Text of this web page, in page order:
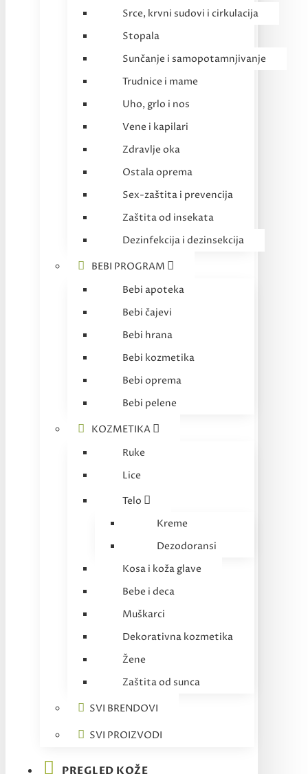
Srce, krvni sudovi i cirkulacija
Stopala
Sunčanje i samopotamnjivanje
Trudnice i mame
Uho, grlo i nos
Vene i kapilari
Zdravlje oka
Ostala oprema
Sex-zaštita i prevencija
Zaštita od insekata
Dezinfekcija i dezinsekcija
BEBI PROGRAM
Bebi apoteka
Bebi čajevi
Bebi hrana
Bebi kozmetika
Bebi oprema
Bebi pelene
KOZMETIKA
Ruke
Lice
Telo
Kreme
Dezodoransi
Kosa i koža glave
Bebe i deca
Muškarci
Dekorativna kozmetika
Žene
Zaštita od sunca
SVI BRENDOVI
SVI PROIZVODI
PREGLED KOŽE